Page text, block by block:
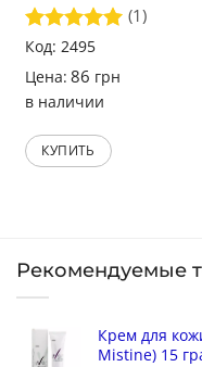
Оценка
(1)
Код: 2495
Цена: 86 грн
в наличии
КУПИТЬ
Рекомендуемые
Крем для
Mistine) 15